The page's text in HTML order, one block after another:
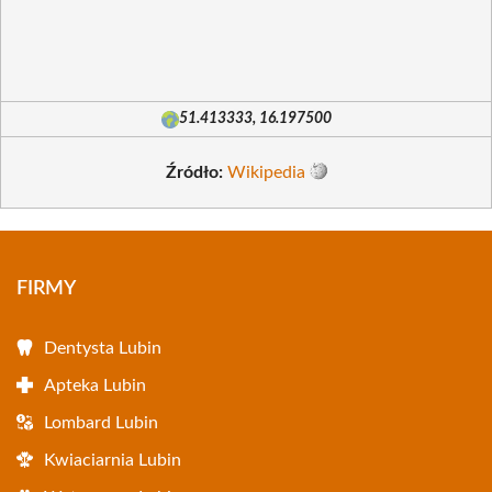
51.413333, 16.197500
Źródło: Wikipedia
FIRMY
Dentysta Lubin
Apteka Lubin
Lombard Lubin
Kwiaciarnia Lubin